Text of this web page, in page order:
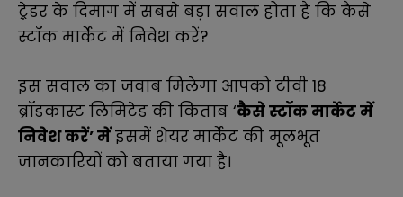
ट्रे़डर के दिमाग में सबसे बड़ा सवाल होता है कि कैसे
स्टॉक मार्केट में निवेश करें?
इस सवाल का जवाब मिलेगा आपको टीवी 18
ब्रॉडकास्ट लिमिटेड की किताब ‘कैसे स्टॉक मार्केट में
निवेश करें’ मेंइसमें शेयर मार्केट की मूलभूत
जानकारियों को बताया गया है।